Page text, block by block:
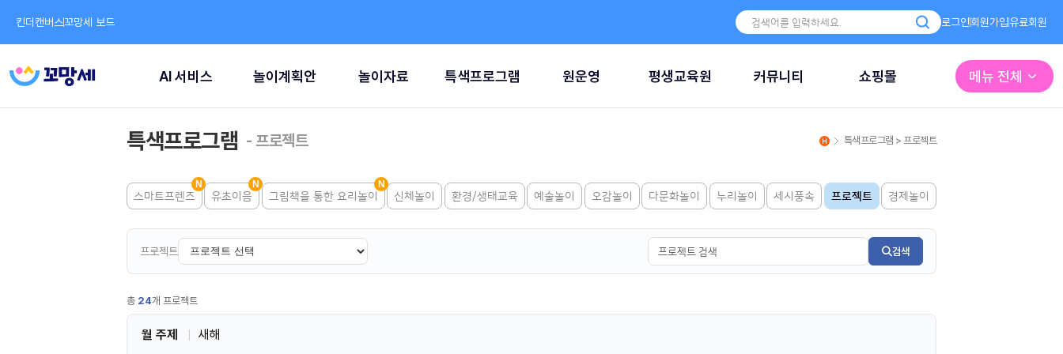
킨더캔버스꼬망세 보드 로그인회원가입유료회원
AI 서비스 놀이계획안 놀이자료 특색프로그램 원운영 평생교육원 커뮤니티 쇼핑몰 메뉴 전체
특색프로그램 - 프로젝트 특색프로그램 > 프로젝트
스마트프렌즈 유초이음 그림책을 통한 요리놀이 신체놀이 환경/생태교육 예술놀이 오감놀이 다문화놀이 누리놀이 세시풍속 프로젝트 경제놀이
프로젝트 검색
총 24개 프로젝트
월 주제 새해